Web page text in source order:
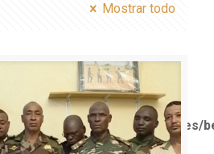
Mostrar todo
array offset on value of type
padresblancos/themes/
1611